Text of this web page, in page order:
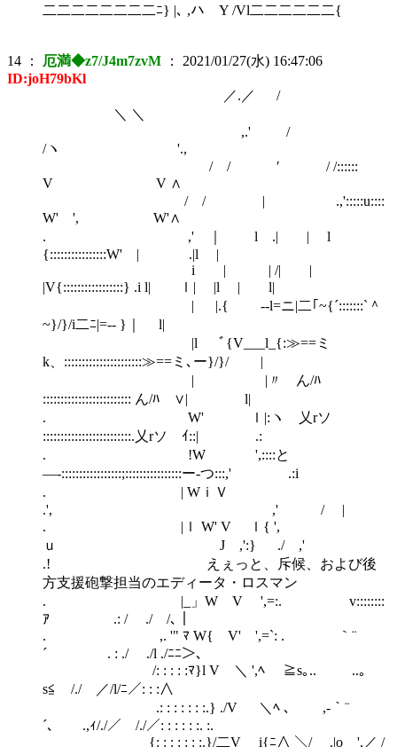
二二二二二二二二ﾆ} |､ ,ハ Y /Vl二二二二二二{
14 ： 厄満◆z7/J4m7zvM ： 2021/01/27(水) 16:47:06
ID:joH79bKl
／.／ /
＼ ＼
,.' /
/ヽ '.,
/ / ′ / /::::::
V V ∧
/ / | .,':::::u::::
W' ', W'∧
. ,' ｜ l .| | l
{::::::::::::::::W' | .|l |
i | | /| |
|V{:::::::::::::::::} .i l| ｌ| |l | l|
| |.{ -‐l=ニ|二｢~{´:::::::`＾
~}/}/i二ﾆ|=‐- }｜ l|
|l ﾞ{V___l_{:≫==ミ
k、::::::::::::::::::::::≫==ミ､ー}/}/ |
| |〃 ん/ﾊ
::::::::::::::::::::::::: ん/ﾊ ∨| l|
. W' ｌ|:ヽ 乂rソ
:::::::::::::::::::::::::.乂rソ ｲ::| .:
. !W ',::::と
―‐:::::::::::::::::;::::::::::::::::ー‐つ:::,' .:i
. | WｉＶ
.', ,' / |
. |ｌ W' V ｌ{ ',
ｕ J ,':} ./ ,'
.! えぇっと、斥候、および後
方支援砲撃担当のエディータ・ロスマン
. |_」W V ',=:. v::::::::
ｱ .: / ./ /､｜
. ,. '" ﾏ W{ V' ',=`: . ｀¨
´ . : ./ ./l ./ﾆﾆ＞､
/: : : : :ﾏ}l V ＼ ',ﾍ ≧s｡.. ..｡
s≦ /./ ／/l/ﾆ／: : :∧
.: : : : : : :.} ./V ＼ﾍ ､ ,-｀¨
´､ .,ｨ/./／ /./／: : : : : :. :.
{: : : : : : :.}/二V i{ﾆ∧ ＼/ .|o ',／ /